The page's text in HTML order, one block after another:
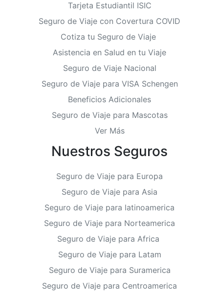
Tarjeta Estudiantil ISIC
Seguro de Viaje con Covertura COVID
Cotiza tu Seguro de Viaje
Asistencia en Salud en tu Viaje
Seguro de Viaje Nacional
Seguro de Viaje para VISA Schengen
Beneficios Adicionales
Seguro de Viaje para Mascotas
Ver Más
Nuestros Seguros
Seguro de Viaje para Europa
Seguro de Viaje para Asia
Seguro de Viaje para latinoamerica
Seguro de Viaje para Norteamerica
Seguro de Viaje para Africa
Seguro de Viaje para Latam
Seguro de Viaje para Suramerica
Seguro de Viaje para Centroamerica